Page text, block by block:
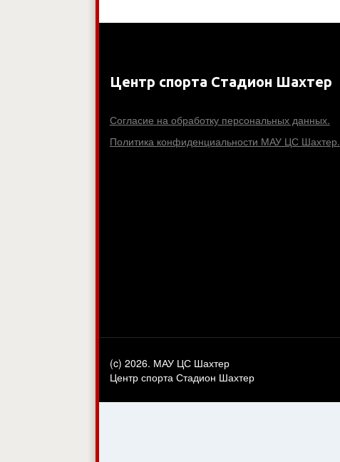
Центр спорта Стадион Шахтер
Согласие на обработку персональных данных.
Политика конфиденциальности МАУ ЦС Шахтер.
(c) 2026. МАУ ЦС Шахтер
Центр спорта Стадион Шахтер